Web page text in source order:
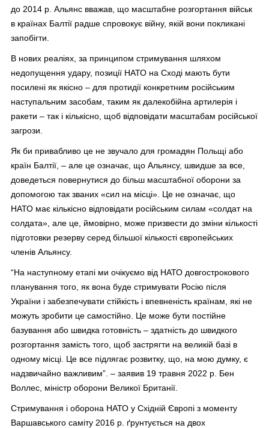
до 2014 р. Альянс вважав, що масштабне розгортання військ
в країнах Балтії радше спровокує війну, якій вони покликані
запобігти.
В нових реаліях, за принципом стримування шляхом
недопущення удару, позиції НАТО на Сході мають бути
посилені як якісно – для протидії конкретним російським
наступальним засобам, таким як далекобійна артилерія і
ракети – так і кількісно, щоб відповідати масштабам російської
загрози.
Як би привабливо це не звучало для громадян Польщі або
країн Балтії, – але це означає, що Альянсу, швидше за все,
доведеться повернутися до більш масштабної оборони за
допомогою так званих «сил на місці». Це не означає, що
НАТО має кількісно відповідати російським силам «солдат на
солдата», але це, ймовірно, може призвести до зміни кількості
підготовки резерву серед більшої кількості європейських
членів Альянсу.
“На наступному етапі ми очікуємо від НАТО довгострокового
планування того, як вона буде стримувати Росію після
України і забезпечувати стійкість і впевненість країнам, які не
можуть зробити це самостійно. Це може бути постійне
базування або швидка готовність – здатність до швидкого
розгортання замість того, щоб застрягти на великій базі в
одному місці. Це все підлягає розвитку, що, на мою думку, є
надзвичайно важливим”. – заявив 19 травня 2022 р. Бен
Воллес, міністр оборони Великої Британії.
Стримування і оборона НАТО у Східній Європі з моменту
Варшавського саміту 2016 р. ґрунтується на двох